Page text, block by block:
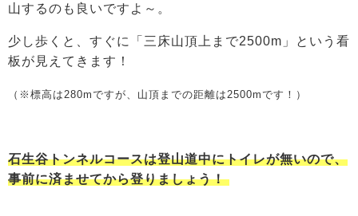
山するのも良いですよ～。
少し歩くと、すぐに「三床山頂上まで2500m」という看
板が見えてきます！
（※標高は280mですが、山頂までの距離は2500mです！）
石生谷トンネルコースは登山道中にトイレが無いので、
事前に済ませてから登りましょう！